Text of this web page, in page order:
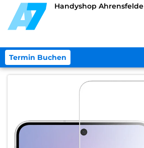
Handyshop Ahrensfelde
Termin Buchen